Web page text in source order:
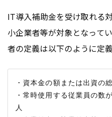
IT導入補助金を受け取れる
小企業者等が対象となって
者の定義は以下のように定
・資本金の額または出資の
・常時使用する従業員の数
人